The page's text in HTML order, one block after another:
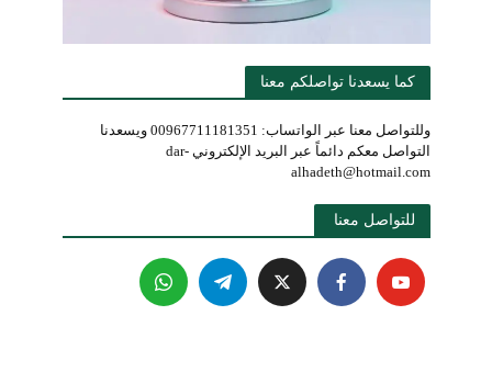
كما يسعدنا تواصلكم معنا
وللتواصل معنا عبر الواتساب: 00967711181351 ويسعدنا
التواصل معكم دائماً عبر البريد الإلكتروني dar-
alhadeth@hotmail.com
للتواصل معنا